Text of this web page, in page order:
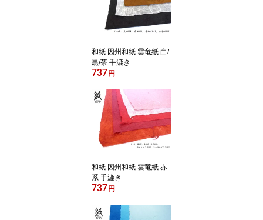
和紙 因州和紙 雲竜紙 白/
黒/茶 手漉き
737 円
和紙 因州和紙 雲竜紙 赤
系 手漉き
737 円